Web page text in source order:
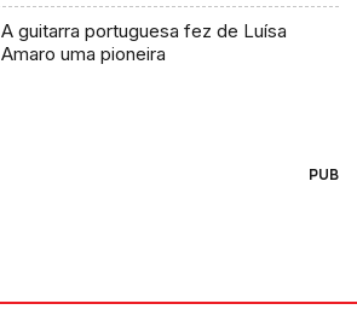
A guitarra portuguesa fez de Luísa
Amaro uma pioneira
PUB